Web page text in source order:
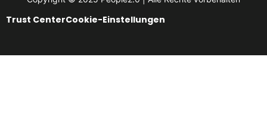
Trust CenterCookie-Einstellungen